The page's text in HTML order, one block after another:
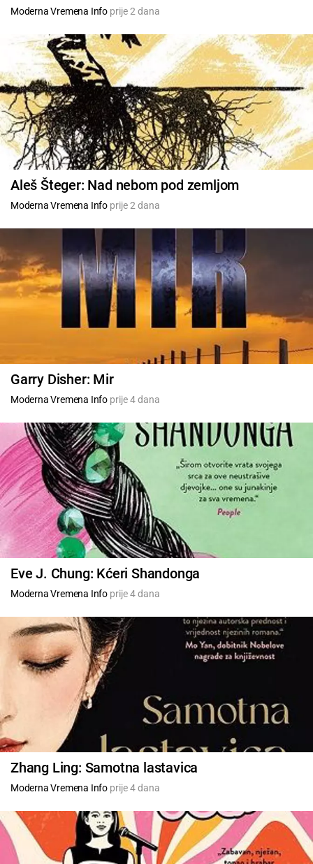
Moderna Vremena Info prije 2 dana
Aleš Šteger: Nad nebom pod zemljom
Moderna Vremena Info prije 2 dana
Garry Disher: Mir
Moderna Vremena Info prije 4 dana
Eve J. Chung: Kćeri Shandonga
Moderna Vremena Info prije 4 dana
Zhang Ling: Samotna lastavica
Moderna Vremena Info prije 4 dana